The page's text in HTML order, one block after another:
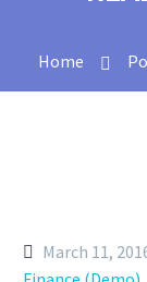
Home
March 11,